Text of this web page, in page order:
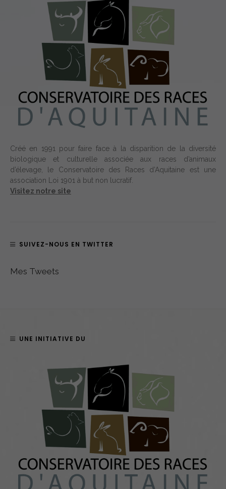
Créé en 1991 pour faire face à la disparition de la diversité
biologique et culturelle associée aux races d’animaux
d’élevage, le Conservatoire des Races d’Aquitaine est une
association Loi 1901 à but non lucratif.
Visitez notre site
SUIVEZ-NOUS EN TWITTER
Mes Tweets
UNE INITIATIVE DU